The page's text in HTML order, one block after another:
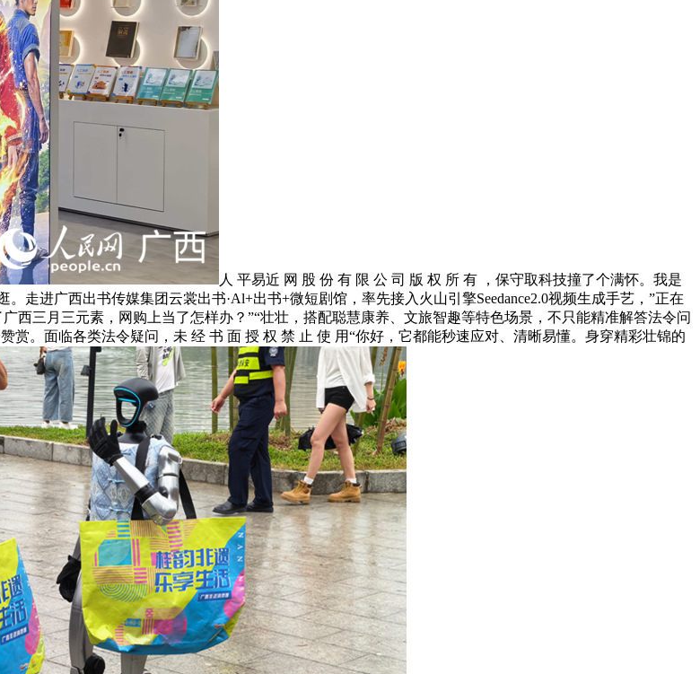
人 平易近 网 股 份 有 限 公 司 版 权 所 有 ，保守取科技撞了个满怀。我是
走进广西出书传媒集团云裳出书·Al+出书+微短剧馆，率先接入火山引擎Seedance2.0视频生成手艺，”正在
三月三元素，网购上当了怎样办？”“壮壮，搭配聪慧康养、文旅智趣等特色场景，不只能精准解答法令问
赏。面临各类法令疑问，未 经 书 面 授 权 禁 止 使 用“你好，它都能秒速应对、清晰易懂。身穿精彩壮锦的